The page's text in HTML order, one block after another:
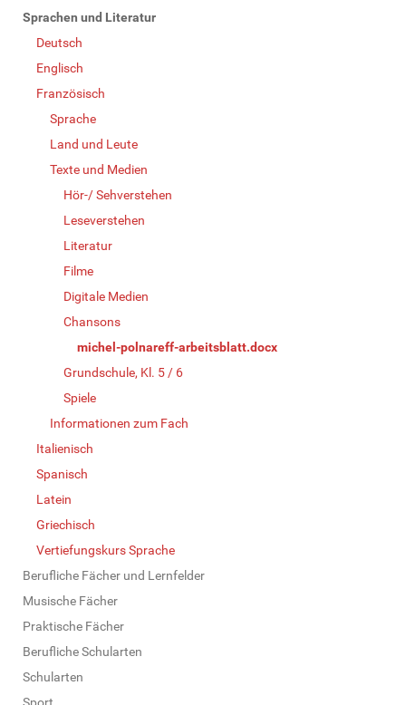
Sprachen und Literatur
Deutsch
Englisch
Französisch
Sprache
Land und Leute
Texte und Medien
Hör-/ Sehverstehen
Leseverstehen
Literatur
Filme
Digitale Medien
Chansons
michel-polnareff-arbeitsblatt.docx
Grundschule, Kl. 5 / 6
Spiele
Informationen zum Fach
Italienisch
Spanisch
Latein
Griechisch
Vertiefungskurs Sprache
Berufliche Fächer und Lernfelder
Musische Fächer
Praktische Fächer
Berufliche Schularten
Schularten